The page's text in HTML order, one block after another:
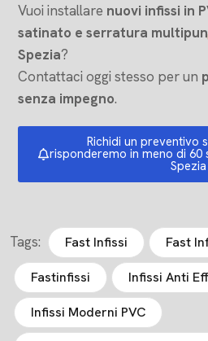
Vuoi installare nuovi infissi in
satinato e serratura
Spezia?
Contattaci oggi stesso per un
senza impegno.
Richidi un preventivo
risponderemo in meno di 60
Spezia
Tags: Fast Infissi Fast
Fastinfissi Infissi Anti
Infissi Moderni PVC